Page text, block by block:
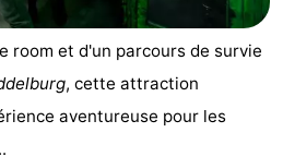
room et d'un parcours de survie
, cette attraction
aventureuse pour les